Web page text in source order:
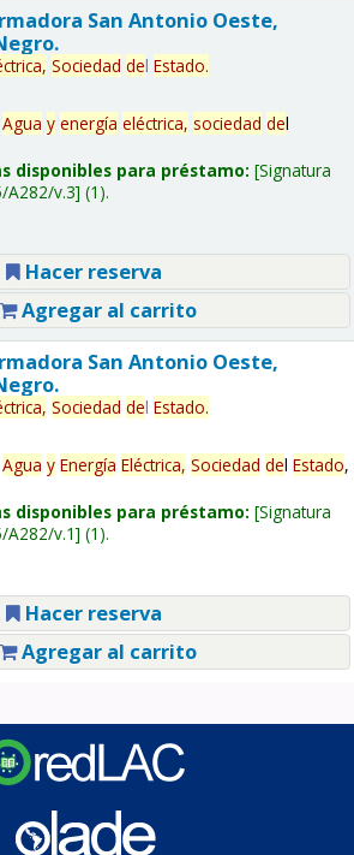
San Antonio Oeste,
Sociedad del Estado.
Agua y energía eléctrica, sociedad del
disponibles para préstamo: Signatura
A282/v.3 (1).
Hacer reserva
Agregar al carrito
San Antonio Oeste,
Sociedad del Estado.
Agua y Energía Eléctrica, Sociedad del Estado,
disponibles para préstamo: Signatura
A282/v.1 (1).
Hacer reserva
Agregar al carrito